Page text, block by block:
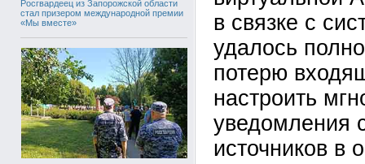
Росгвардеец из Запорожской области
стал призером международной премии
«Мы вместе»
в связке с
удалось
потерю
настроить
уведомления
источников в